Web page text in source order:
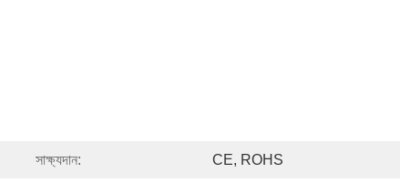
সাক্ষ্যদান: CE, ROHS